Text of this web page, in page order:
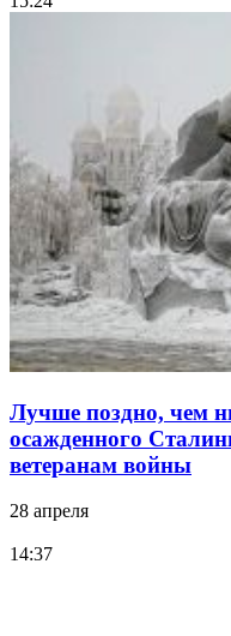
Лучше поздно, чем
осажденного
ветеранам войны
28 апреля
14:37